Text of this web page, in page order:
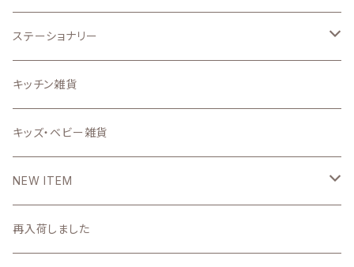
うちの子グッズ
写真で作るうちの子グッズ
置物・オブジェ
インテリア雑貨小物
壁掛け時計・照明
DIYパーツ
ステーショナリー
スタンプ
ステーショナリー雑貨
キッチン雑貨
キッズ・ベビー雑貨
NEW ITEM
2026
再入荷しました